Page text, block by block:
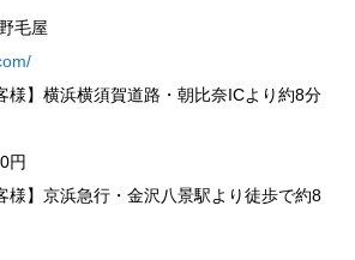
毛屋
様】横浜横須賀道路・朝比奈ICより約8分
円
様】京浜急行・金沢八景駅より徒歩で約8